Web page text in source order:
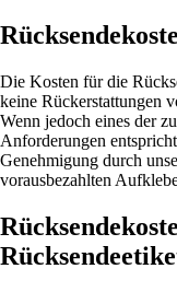
Die Kosten für die
keine Rückerstattungen
Wenn jedoch eines der
Anforderungen
Genehmigung durch
vorausbezahlten